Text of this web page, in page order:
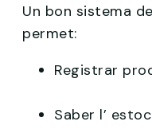
Un bon sistema
permet:
Registrar
Saber l’